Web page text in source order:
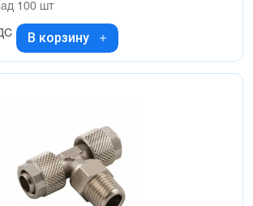
100 шт
В корзину